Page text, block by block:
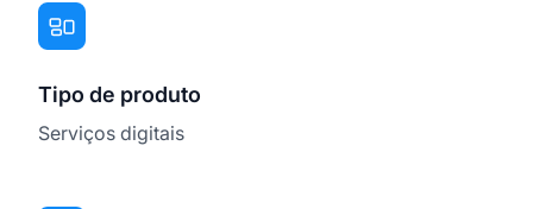
Tipo de produto
Serviços digitais